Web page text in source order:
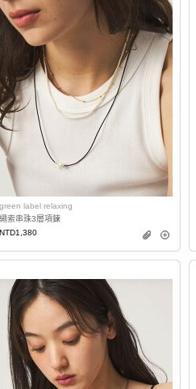
green label relaxing
繩索串珠3層項鍊
NTD1,380